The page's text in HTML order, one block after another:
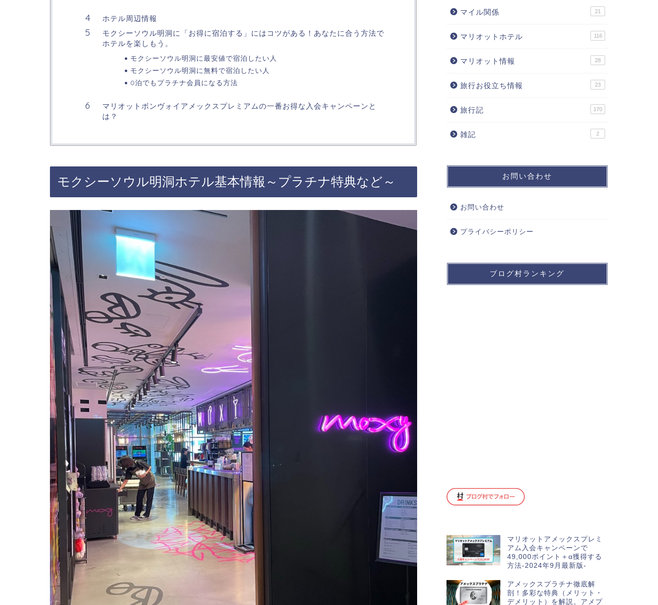
ホテル周辺情報
モクシーソウル明洞に「お得に宿泊する」にはコツがある！あなたに合う方法で
ホテルを楽しもう。
モクシーソウル明洞に最安値で宿泊したい人
モクシーソウル明洞に無料で宿泊したい人
0泊でもプラチナ会員になる方法
マリオットボンヴォイアメックスプレミアムの一番お得な入会キャンペーンと
は？
モクシーソウル明洞ホテル基本情報～プラチナ特典など～
マイル関係 21
マリオットホテル 116
マリオット情報 28
旅行お役立ち情報 23
旅行記 170
雑記 2
お問い合わせ
お問い合わせ
プライバシーポリシー
ブログ村ランキング
マリオットアメックスプレミ
アム入会キャンペーンで
49,000ポイント＋α獲得する
方法-2024年9月最新版-
アメックスプラチナ徹底解
剖！多彩な特典（メリット・
デメリット）を解説。アメプ